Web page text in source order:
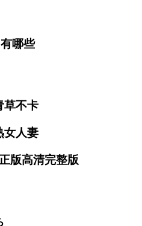
哪些
草不卡
女人妻
版高清完整版